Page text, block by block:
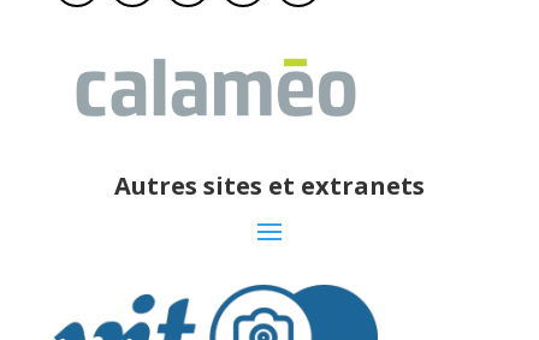
Autres sites et extranets